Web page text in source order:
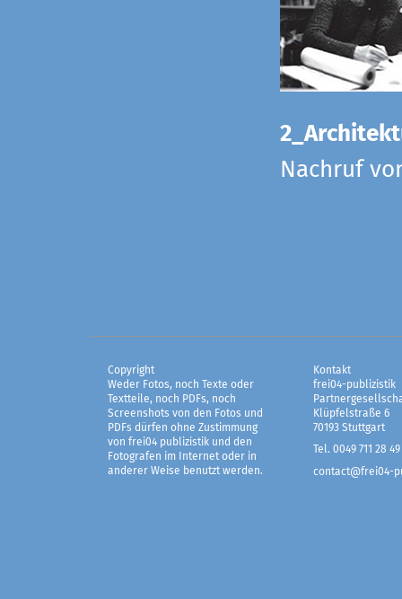
Nachruf
Copyright
Weder Fotos, noch Texte oder
Textteile, noch PDFs, noch
Screenshots von den Fotos und
PDFs dürfen ohne Zustimmung
von frei04 publizistik und den
Fotografen im Internet oder in
anderer Weise benutzt werden.
Kontakt
frei04-publizistik
Klüpfelstraße 6
70193 Stuttgart
Tel. 0049 711 28 49
contact@frei04-